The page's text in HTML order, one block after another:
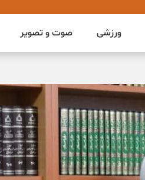
ورزشی صوت و تصویر